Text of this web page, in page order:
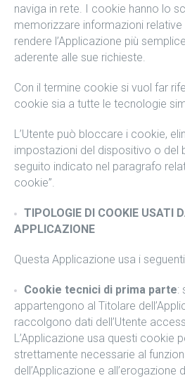
naviga in rete. I cookie hanno lo
memorizzare informazioni relative
rendere l’Applicazione più
aderente alle sue richieste.
Con il termine cookie si vuol far
cookie sia a tutte le tecnologie
L’Utente può bloccare i cookie,
impostazioni del dispositivo o del
seguito indicato nel paragrafo
cookie”.
TIPOLOGIE DI COOKIE USATI
APPLICAZIONE
Questa Applicazione usa i
Cookie tecnici di prima parte:
appartengono al Titolare
raccolgono dati dell’Utente
L’Applicazione usa questi cookie
strettamente necessarie al
dell’Applicazione e all’erogazione